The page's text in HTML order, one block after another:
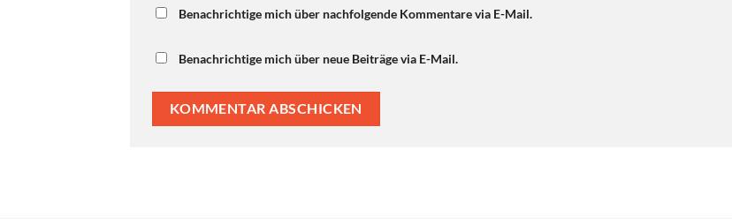
Benachrichtige mich über nachfolgende Kommentare via E-Mail.
Benachrichtige mich über neue Beiträge via E-Mail.